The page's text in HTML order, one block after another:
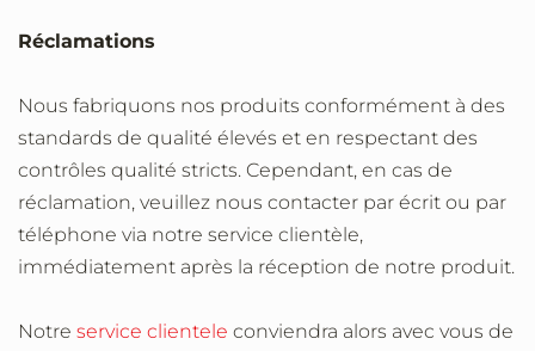
Réclamations
Nous fabriquons nos produits conformément à des
standards de qualité élevés et en respectant des
contrôles qualité stricts. Cependant, en cas de
réclamation, veuillez nous contacter par écrit ou par
téléphone via notre service clientèle,
immédiatement après la réception de notre produit.
Notre service clientele conviendra alors avec vous de